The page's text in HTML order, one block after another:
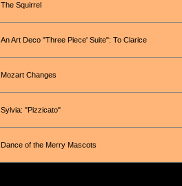
The Squirrel
An Art Deco "Three Piece' Suite": To Clarice
Mozart Changes
Sylvia: "Pizzicato"
Dance of the Merry Mascots